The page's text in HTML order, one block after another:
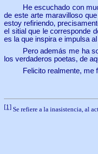
He escuchado con
de este arte maravilloso
estoy refiriendo,
el sitial que le corresponde
es la que inspira e impulsa
Pero además me ha
los verdaderos poetas, de
Felicito realmente,
[1] Se refiere a la inasistencia, al